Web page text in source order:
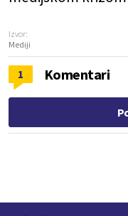
Izvor:
Mediji
1 Komentari